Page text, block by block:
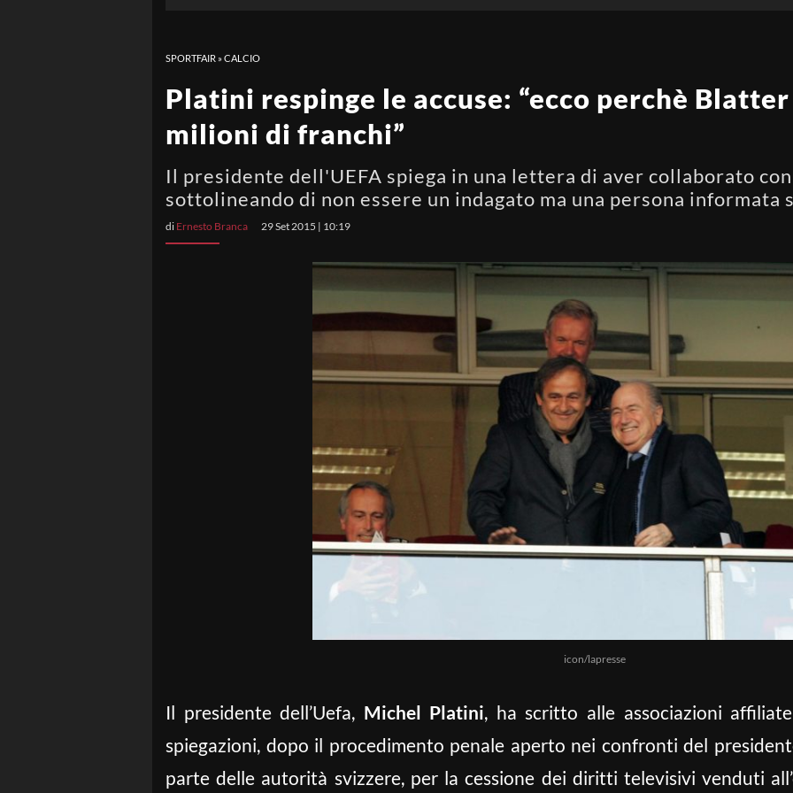
SPORTFAIR »CALCIO
Platini respinge le accuse: “ecco perchè
milioni di franchi”
Il presidente dell'UEFA spiega in una lettera di aver collaborato
sottolineando di non essere un indagato ma una persona informata
di Ernesto Branca 29 Set 2015 | 10:19
icon/lapresse
Il presidente dell’Uefa, Michel Platini, ha scritto alle associazioni
spiegazioni, dopo il procedimento penale aperto nei confronti del
parte delle autorità svizzere, per la cessione dei diritti televisivi venduti